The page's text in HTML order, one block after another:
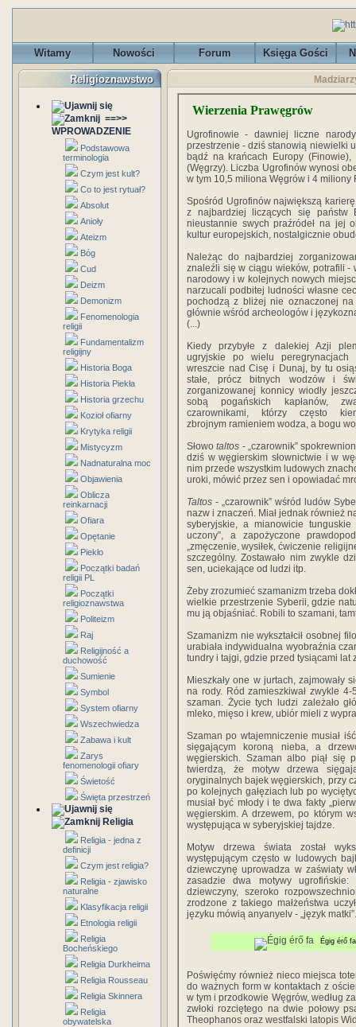
Witamy Nowości Forum Księga Gości
Religioznawstwo
==>>
WPROWADZENIE
Podstawowa
terminologia
Czym jest kult?
Co to jest rytuał?
Absolut
Anioły
Ateizm
Bóg
Cud
Deizm
Demonizm
Fenomenologia
religii
Fundamentalizm
religijny
Historia Boga
Historia Piekła
Historia grzechu
Kozioł ofiarny
Krytyka religii
Mistycyzm
Nadnaturalna moc
Objawienia
Oblicza
reinkarnacji
Ofiara
Opętanie
Piekło
Początki badań
religii PL
Początki
religioznawstwa
Politeizm
Raj
Religijność a
duchowość
Sumienie
Symbol
System ofiarny
Wszechwiedza
Zabawa i kult
Zarys
fenomenologii ofiary
Świetość
Święta przestrzeń
Religia
Religia - jedna z
definicji
Czym jest religia?
Religia - zjawisko
naturalne
Klasyfikacja religii
Etnologia religii
Religia
Bocheńskiego
Religia Durkheima
Religia Rousseau
Religia Skinnera
Religia
obywatelska
Wierzenia Prawęgrów
Ugrofinowie - dawniej liczne
przestrzenie - dziś stanowią niewielki
bądź na krańcach Europy
(Węgrzy). Liczba Ugrofinów wynosi
w tym 10,5 miliona Węgrów i 4 miliony
Spośród Ugrofinów największą
z najbardziej liczących się państw
nieustannie swych praźródeł na jej
kultur europejskich, nostalgicznie
Należąc do najbardziej
znaleźli się w ciągu wieków, potrafili -
narodowy i w kolejnych nowych
narzucali podbitej ludności własne
pochodzą z bliżej nie oznaczonej
głównie wśród archeologów i
(...)
Kiedy przybyłe z dalekiej Azji
ugryjskie po wielu peregrynacjach
wreszcie nad Cisę i Dunaj, by tu
stałe, prócz bitnych wodzów i
zorganizowanej konnicy wiodły
sobą pogańskich kapłanów,
czarownikami, którzy często
zbrojnym ramieniem wodza, a bogu
Słowo taltos - „czarownik”
dziś w węgierskim słownictwie i w
nim przede wszystkim ludowych
uroki, mówić przez sen i opowiadać
Taltos - „czarownik” wśród ludów
nazw i znaczeń. Miał jednak również
syberyjskie, a mianowicie tunguskie
uczony”, a zapożyczone
„zmęczenie, wysiłek, ćwiczenie
szczególny. Zostawało nim zwykle
sen, uciekające od ludzi itp.
Żeby zrozumieć szamanizm trzeba
wielkie przestrzenie Syberii, gdzie
mu ją objaśniać. Robili to szamani,
Szamanizm nie wykształcił osobnej
urabiała indywidualna wyobraźnia
tundry i tajgi, gdzie przed tysiącami lat
Mieszkały one w jurtach, zajmowały
na rody. Ród zamieszkiwał zwykle
szaman. Życie tych ludzi zależało
mleko, mięso i krew, ubiór mieli z
Szaman po wtajemniczenie musiał
sięgającym koroną nieba, a
węgierskich. Szaman albo piął się
twierdzą, że motyw drzewa
oryginalnych bajek węgierskich, przy
po kolejnych gałęziach lub po
musiał być młody i te dwa fakty
węgierskim. A drzewem, po którym
występująca w syberyjskiej tajdze.
Motyw drzewa świata został
występującym często w ludowych
dziewczynę uprowadza w zaświaty
zasadzie dwa motywy
dziewczyny, szeroko
zrodzone z takiego małżeństwa
języku mówią anyanyelv - „język matki”.
Égig érő
Poświęćmy również nieco miejsca
do ważnych form w kontaktach z
w tym i przodkowie Węgrów, według
zwłoki rozciętego na dwie połowy
Theophanos oraz westfalski latopis